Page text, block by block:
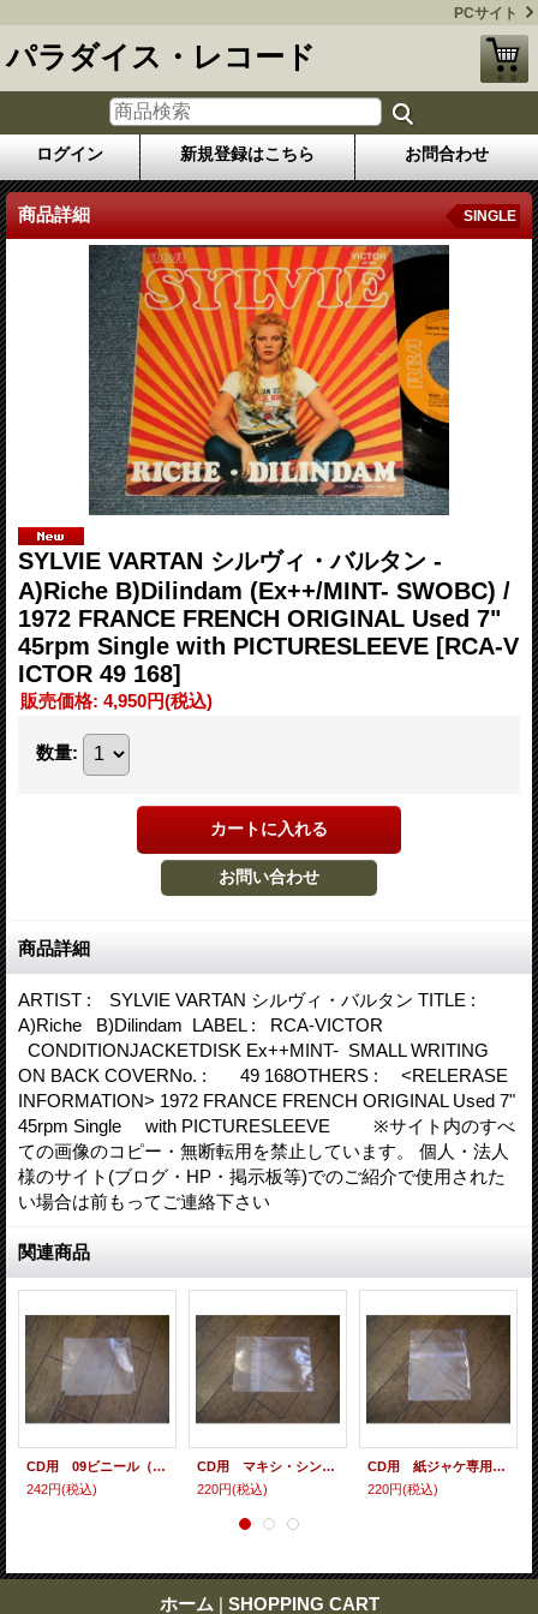
PCサイト
パラダイス・レコード
ログイン 新規登録はこちら お問合わせ
商品詳細 SINGLE
SYLVIE VARTAN シルヴィ・バルタン -
A)Riche B)Dilindam (Ex++/MINT- SWOBC) /
1972 FRANCE FRENCH ORIGINAL Used 7"
45rpm Single with PICTURESLEEVE [RCA-V
ICTOR 49 168]
販売価格: 4,950円(税込)
数量:
商品詳細
ARTIST : SYLVIE VARTAN シルヴィ・バルタン TITLE :
A)Riche B)Dilindam LABEL : RCA-VICTOR
CONDITIONJACKETDISK Ex++MINT- SMALL WRITING
ON BACK COVERNo. : 49 168OTHERS : <RELERASE
INFORMATION> 1972 FRANCE FRENCH ORIGINAL Used 7"
45rpm Single with PICTURESLEEVE ※サイト内のすべ
ての画像のコピー・無断転用を禁止しています。 個人・法人
様のサイト(ブログ・HP・掲示板等)でのご紹介で使用された
い場合は前もってご連絡下さい
関連商品
CD用 09ビニール（各種サイズ） 10枚セット
242円(税込)
CD用 マキシ・シングル・シールド（ヨコ入れ/裏のり） 10枚セット
220円(税込)
CD用 紙ジャケ専用シールド（裏のり） 10枚セット
220円(税込)
ホーム | SHOPPING CART